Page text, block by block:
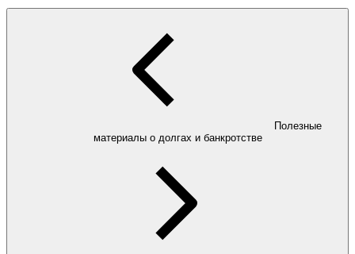
Полезные
материалы о долгах и банкротстве